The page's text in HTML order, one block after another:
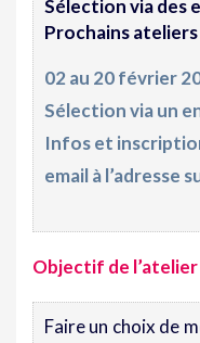
Sélection via des
Prochains ateliers
02 au 20 février
Sélection via un
Infos et
email à l’adresse
Objectif de l’atelier
Faire un choix de